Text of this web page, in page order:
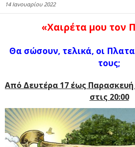
14 Ιανουαρίου 2022
«Χαιρέτα μου τον
Θα σώσουν, τελικά, οι
τους;
Από Δευτέρα 17 έως Παρασκευή
στις 20:00